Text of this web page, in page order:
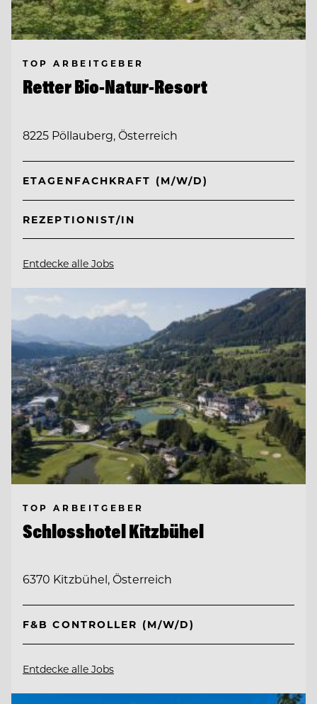
TOP ARBEITGEBER
Retter Bio-Natur-Resort
8225 Pöllauberg, Österreich
ETAGENFACHKRAFT (M/W/D)
REZEPTIONIST/IN
Entdecke alle Jobs
TOP ARBEITGEBER
Schlosshotel Kitzbühel
6370 Kitzbühel, Österreich
F&B CONTROLLER (M/W/D)
Entdecke alle Jobs